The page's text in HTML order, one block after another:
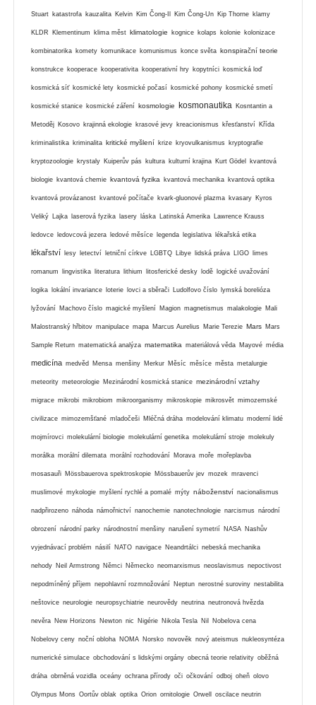
Stuart katastrofa kauzalita Kelvin Kim Čong-Il Kim Čong-Un Kip Thorne klamy
KLDR Klementinum klima měst klimatologie kognice kolaps kolonie kolonizace
kombinatorika komety komunikace komunismus konce světa konspirační teorie
konstrukce kooperace kooperativita kooperativní hry kopytníci kosmická loď
kosmická síť kosmické lety kosmické počasí kosmické pohony kosmické smetí
kosmické stanice kosmické záření kosmologie kosmonautika Kosntantin a
Metoděj Kosovo krajinná ekologie krasové jevy kreacionismus křesťanství Křída
kriminalistika kriminalita kritické myšlení krize kryovulkanismus kryptografie
kryptozoologie krystaly Kuiperův pás kultura kulturní krajina Kurt Gödel kvantová
biologie kvantová chemie kvantová fyzika kvantová mechanika kvantová optika
kvantová provázanost kvantové počítače kvark-gluonové plazma kvasary Kyros
Veliký Lajka laserová fyzika lasery láska Latinská Amerika Lawrence Krauss
ledovce ledovcová jezera ledové měsíce legenda legislativa lékařská etika
lékařství lesy letectví letniční církve LGBTQ Libye lidská práva LIGO limes
romanum lingvistika literatura lithium litosferické desky lodě logické uvažování
logika lokální invariance loterie lovci a sběrači Ludolfovo číslo lymská borelióza
lyžování Machovo číslo magické myšlení Magion magnetismus malakologie Mali
Malostranský hřbitov manipulace mapa Marcus Aurelius Marie Terezie Mars Mars
Sample Return matematická analýza matematika materiálová věda Mayové média
medicína medvěd Mensa menšiny Merkur Měsíc měsíce města metalurgie
meteority meteorologie Mezinárodní kosmická stanice mezinárodní vztahy
migrace mikrobi mikrobiom mikroorganismy mikroskopie mikrosvět mimozemské
civilizace mimozemšťané mladočeši Mléčná dráha modelování klimatu moderní lidé
mojmírovci molekulární biologie molekulární genetika molekulární stroje molekuly
morálka morální dilemata morální rozhodování Morava moře mořeplavba
mosasauři Mössbauerova spektroskopie Mössbauerův jev mozek mravenci
muslimové mykologie myšlení rychlé a pomalé mýty náboženství nacionalismus
nadpřirozeno náhoda námořnictví nanochemie nanotechnologie narcismus národní
obrození národní parky národnostní menšiny narušení symetrií NASA Nashův
vyjednávací problém násilí NATO navigace Neandrtálci nebeská mechanika
nehody Neil Armstrong Němci Německo neomarxismus neoslavismus nepoctivost
nepodmíněný příjem nepohlavní rozmnožování Neptun nerostné suroviny nestabilita
neštovice neurologie neuropsychiatrie neurovědy neutrina neutronová hvězda
nevěra New Horizons Newton nic Nigérie Nikola Tesla Nil Nobelova cena
Nobelovy ceny noční obloha NOMA Norsko novověk nový ateismus nukleosyntéza
numerické simulace obchodování s lidskými orgány obecná teorie relativity oběžná
dráha obrněná vozidla oceány ochrana přírody oči očkování odboj oheň olovo
Olympus Mons Oortův oblak optika Orion ornitologie Orwell oscilace neutrin